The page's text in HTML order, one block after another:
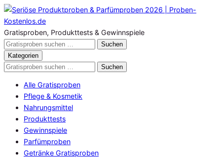
Zum
Inhalt
springen
Gratisproben, Produkttests & Gewinnspiele
Gratisproben
durchsuchen
Suchen
Kategorien
Gratisproben
Suchen
Alle Gratisproben
Pflege & Kosmetik
Nahrungsmittel
Produkttests
Gewinnspiele
Parfümproben
Getränke Gratisproben